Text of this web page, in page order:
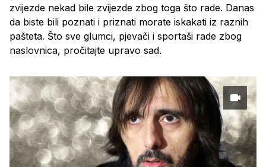
zvijezde nekad bile zvijezde zbog toga što rade. Danas
da biste bili poznati i priznati morate iskakati iz raznih
pašteta. Što sve glumci, pjevači i sportaši rade zbog
naslovnica, pročitajte upravo sad.